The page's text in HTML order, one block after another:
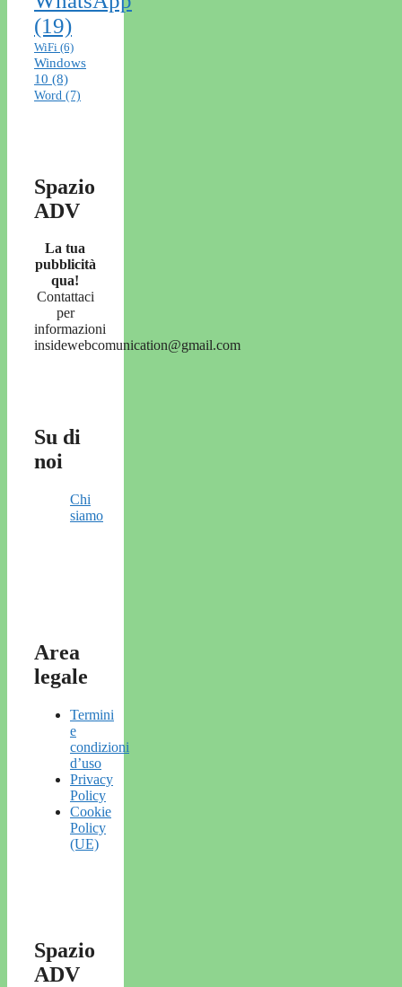
(19)
WiFi (6)
Windows
10 (8)
Word (7)
Spazio
ADV
La tua
pubblicità
qua!
Contattaci
per
informazioni
insidewebcomunication@gmail.com
Su di
noi
Chi
siamo
Area
legale
Termini
e
condizioni
d’uso
Privacy
Policy
Cookie
Policy
(UE)
Spazio
ADV